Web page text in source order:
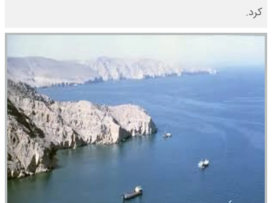
جدول
قیمت خودرو‌های ایران خودرو امروز
دوشنبه ۱۹ مرداد ۱۴۰۵ / قیمت پژو
کرد.